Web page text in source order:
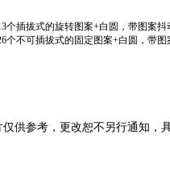
个插拔式的旋转图案+白圆，带图案
个不可插拔式的固定图案+白圆，带图
光束和万花筒效果。
供参考，更改恕不另行通知，